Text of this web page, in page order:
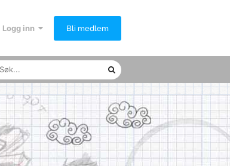
Logg inn Bli medlem